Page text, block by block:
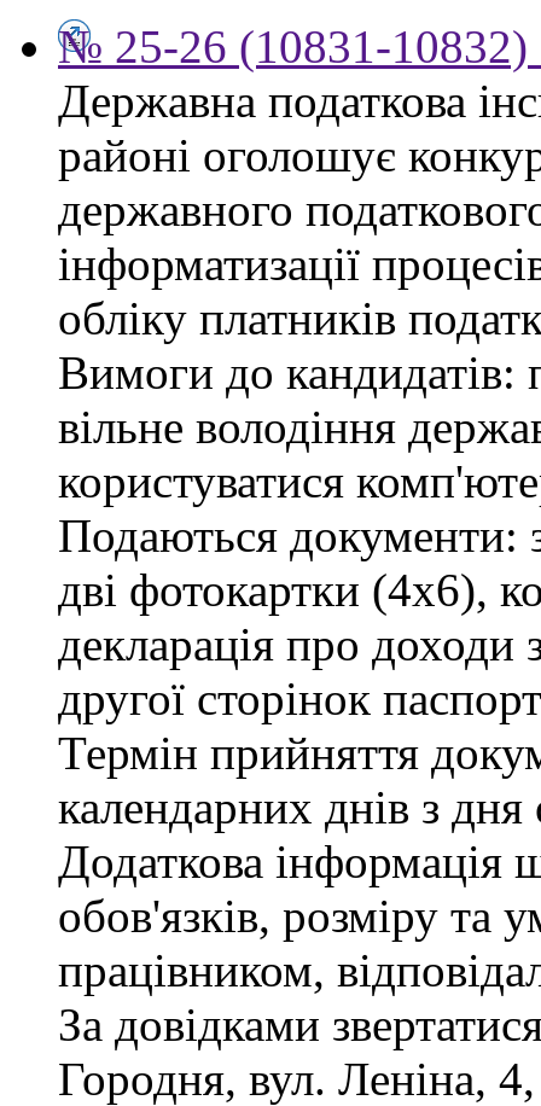
№ 25-26 (10831-10832)
Державна податкова
районі оголошує
державного
інформатизації
обліку платників
Вимоги до кандидатів:
вільне володіння
користуватися
Подаються документи:
дві фотокартки (4х6),
декларація про доходи
другої сторінок
Термін прийняття
календарних днів з
Додаткова інформація
обов'язків, розміру та
працівником,
За довідками
Городня, вул. Леніна,